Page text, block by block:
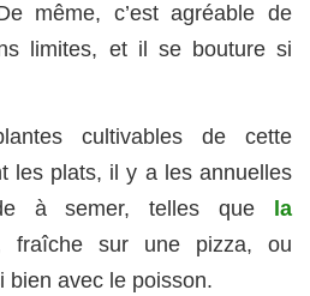
même, c’est agréable de
limites, et il se bouture si
cultivables de cette
les plats, il y a les annuelles
à semer, telles que
la
fraîche sur une pizza, ou
bien avec le poisson.